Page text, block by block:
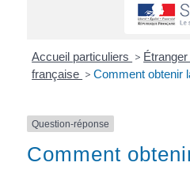
Accueil particuliers >
française > Comment obtenir
Question-réponse
Comment